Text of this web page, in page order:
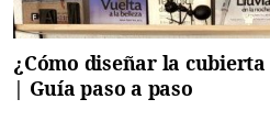
¿Cómo diseñar la
| Guía paso a paso